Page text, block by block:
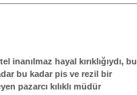
hayal kırıklığıydı, bu
bu kadar pis ve rezil bir
pazarcı kılıklı müdür